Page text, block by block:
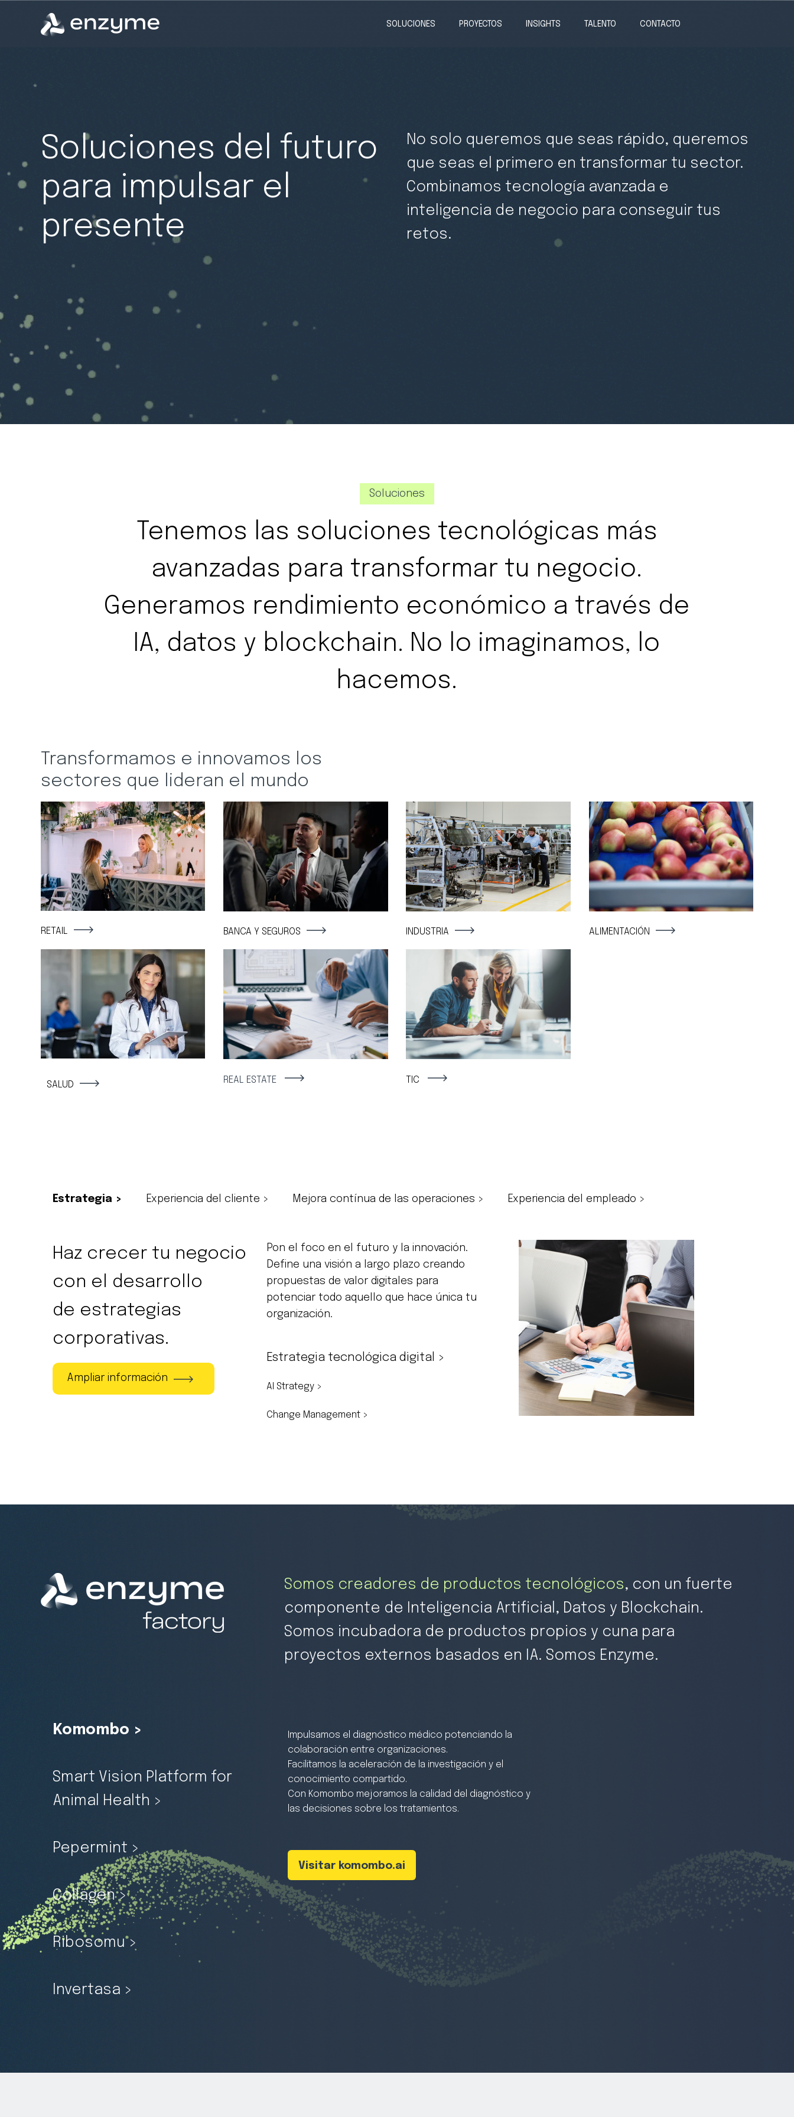
SOLUCIONES PROYECTOS INSIGHTS TALENTO CONTACTO
Soluciones del futuro
para impulsar el
presente
No solo queremos que seas rápido, queremos
que seas el primero en transformar tu sector.
Combinamos tecnología avanzada e
inteligencia de negocio para conseguir tus
retos.
Soluciones
Tenemos las soluciones tecnológicas más
avanzadas para transformar tu negocio.
Generamos rendimiento económico a través de
IA, datos y blockchain. No lo imaginamos, lo
hacemos.
Transformamos e innovamos los
sectores que lideran el mundo
RETAIL BANCA Y SEGUROS INDUSTRIA ALIMENTACIÓN
SALUD
REAL ESTATE TIC
Estrategia > Experiencia del cliente > Mejora contínua de las operaciones > Experiencia del empleado >
Haz crecer tu negocio
con el desarrollo
de estrategias
corporativas.
Ampliar información
Pon el foco en el futuro y la innovación.
Define una visión a largo plazo creando
propuestas de valor digitales para
potenciar todo aquello que hace única tu
organización.
Estrategia tecnológica digital >
AI Strategy >
Change Management >
Somos creadores de productos tecnológicos, con un fuerte
componente de Inteligencia Artificial, Datos y Blockchain.
Somos incubadora de productos propios y cuna para
proyectos externos basados en IA. Somos Enzyme.
Komombo >
Smart Vision Platform for
Animal Health >
Pepermint >
Collagen >
Ribosomu >
Invertasa >
Impulsamos el diagnóstico médico potenciando la
colaboración entre organizaciones.
Facilitamos la aceleración de la investigación y el
conocimiento compartido.
Con Komombo mejoramos la calidad del diagnóstico y
las decisiones sobre los tratamientos.
Visitar komombo.ai